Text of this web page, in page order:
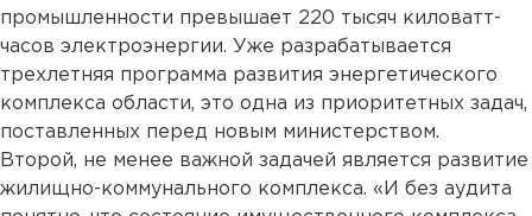
промышленности превышает 220 тысяч киловатт-
часов электроэнергии. Уже разрабатывается
трехлетняя программа развития энергетического
комплекса области, это одна из приоритетных задач,
поставленных перед новым министерством.
Второй, не менее важной задачей является развитие
жилищно-коммунального комплекса. «И без аудита